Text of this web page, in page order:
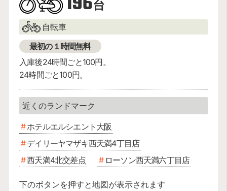
台
自転車
最初の１時間無料
入庫後24時間ごと100円。
24時間ごと100円。
ホテルエルシエント大阪
デイリーヤマザキ西天満4丁目店
西天満4北交差点
ローソン西天満六丁目店
下のボタンを押すと地図が表示されます